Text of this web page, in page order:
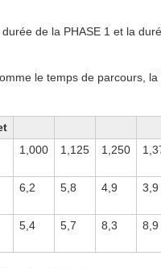
de la PHASE 1 et la
le temps de parcours,
1,000 1,125 1,250
6,2 5,8 4,9 3,9
5,4 5,7 8,3 8,9